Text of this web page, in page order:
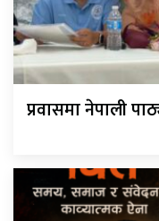
प्रवासमा नेपाली